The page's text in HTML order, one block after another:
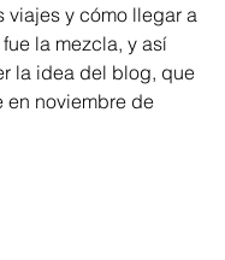
viajes y cómo llegar a
la mezcla, y así
la idea del blog, que
en noviembre de